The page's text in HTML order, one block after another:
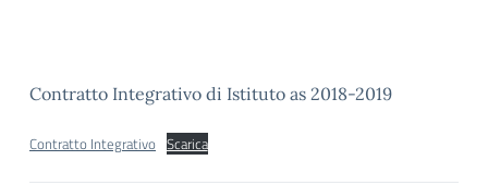
Contratto Integrativo di Istituto as 2018-2019
Contratto Integrativo Scarica